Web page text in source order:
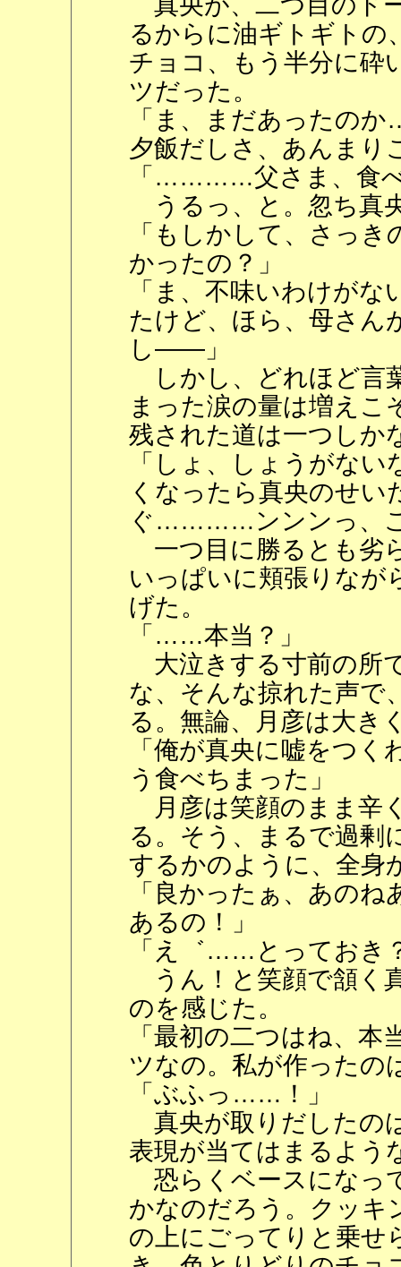
るからに油ギトギトの
チョコ、もう半分に砕
ツだった。
「ま、まだあったの
夕飯だしさ、あんま
「…………父さま、食
うるっ、と。忽ち真
「もしかして、さっ
かったの？」
「ま、不味いわけが
たけど、ほら、母さん
し――」
しかし、どれほど言
まった涙の量は増えこ
残された道は一つしか
「しょ、しょうがな
くなったら真央のせ
ぐ…………ンンンっ、
一つ目に勝るとも劣
いっぱいに頬張りなが
げた。
「……本当？」
大泣きする寸前の所
な、そんな掠れた声で
る。無論、月彦は大き
「俺が真央に嘘をつ
う食べちまった」
月彦は笑顔のまま辛
る。そう、まるで過剰
するかのように、全身
「良かったぁ、あの
あるの！」
「え゛……とっておき
うん！と笑顔で頷く
のを感じた。
「最初の二つはね、
ツなの。私が作った
「ぶふっ……！」
真央が取りだしたの
表現が当てはまるよう
恐らくベースになっ
かなのだろう。クッキ
の上にごってりと乗せ